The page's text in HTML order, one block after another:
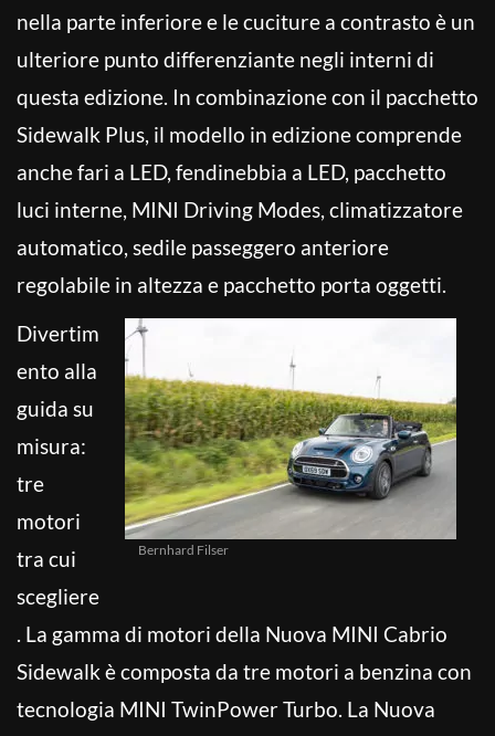
nella parte inferiore e le cuciture a contrasto è un
ulteriore punto differenziante negli interni di
questa edizione. In combinazione con il pacchetto
Sidewalk Plus, il modello in edizione comprende
anche fari a LED, fendinebbia a LED, pacchetto
luci interne, MINI Driving Modes, climatizzatore
automatico, sedile passeggero anteriore
regolabile in altezza e pacchetto porta oggetti.
Bernhard Filser
Divertim
ento alla
guida su
misura:
tre
motori
tra cui
scegliere
. La gamma di motori della Nuova MINI Cabrio
Sidewalk è composta da tre motori a benzina con
tecnologia MINI TwinPower Turbo. La Nuova